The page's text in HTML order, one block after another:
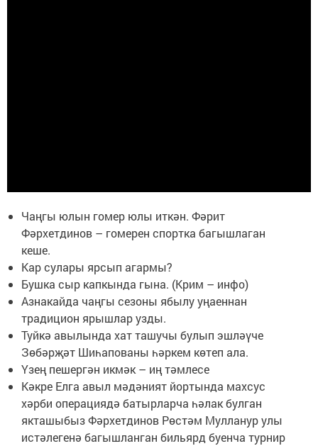
Чаңгы юлын гомер юлы иткән. Фәрит
Фәрхетдинов – гомерен спортка багышлаган
кеше.
Кар сулары ярсып агармы?
Бушка сыр капкында гына. (Крим – инфо)
Азнакайда чаңгы сезоны ябылу уңаеннан
традицион ярышлар узды.
Туйкә авылында хат ташучы булып эшләүче
Зөбәрҗәт Шиһапованы һәркем көтеп ала.
Үзең пешергән икмәк – иң тәмлесе
Кәкре Елга авыл мәдәният йортында махсус
хәрби операциядә батырларча һәлак булган
якташыбыз Фәрхетдинов Рөстәм Мулланур улы
истәлегенә багышланган бильярд буенча турнир